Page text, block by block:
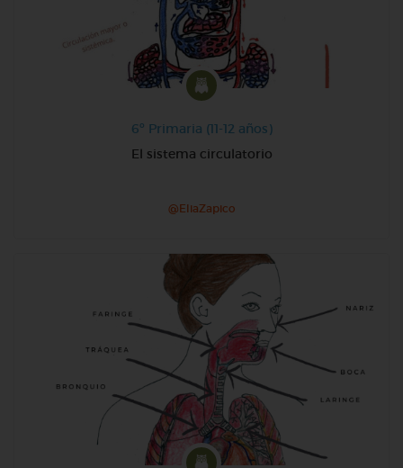
6º Primaria (11-12 años)
El sistema circulatorio
@EliaZapico